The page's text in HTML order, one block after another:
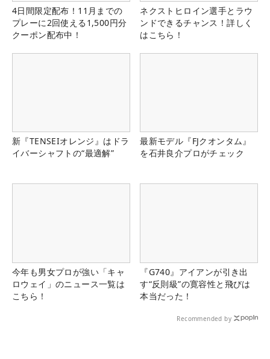
4日間限定配布！11月までの
プレーに2回使える1,500円分
クーポン配布中！
ネクストヒロイン選手とラウ
ンドできるチャンス！詳しく
はこちら！
新『TENSEIオレンジ』はドラ
イバーシャフトの“最適解”
最新モデル『FJクオンタム』
を石井良介プロがチェック
今年も男女プロが強い「キャ
ロウェイ」のニュース一覧は
こちら！
『G740』アイアンが引き出
す“反則級”の寛容性と飛びは
本当だった！
Recommended by